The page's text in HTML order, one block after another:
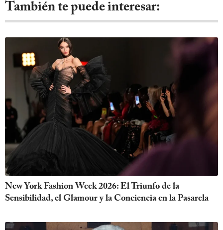
También te puede interesar:
New York Fashion Week 2026: El Triunfo de la
Sensibilidad, el Glamour y la Conciencia en la Pasarela